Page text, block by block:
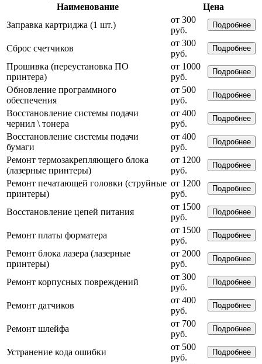
Наименование
Цена
Заправка картриджа (1 шт.)
от 300
руб.
Подробнее
Сброс счетчиков
от 300
руб.
Подробнее
Прошивка (переустановка ПО
принтера)
от 1000
руб.
Подробнее
Обновление программного
обеспечения
от 500
руб.
Подробнее
Восстановление системы подачи
чернил \ тонера
от 400
руб.
Подробнее
Восстановление системы подачи
бумаги
от 400
руб.
Подробнее
Ремонт термозакрепляющего блока
(лазерные принтеры)
от 1200
руб.
Подробнее
Ремонт печатающей головки (струйные
принтеры)
от 1200
руб.
Подробнее
Восстановление цепей питания
от 1500
руб.
Подробнее
Ремонт платы форматера
от 1500
руб.
Подробнее
Ремонт блока лазера (лазерные
принтеры)
от 2000
руб.
Подробнее
Ремонт корпусных повреждений
от 300
руб.
Подробнее
Ремонт датчиков
от 400
руб.
Подробнее
Ремонт шлейфа
от 700
руб.
Подробнее
Устранение кода ошибки
от 500
руб.
Подробнее